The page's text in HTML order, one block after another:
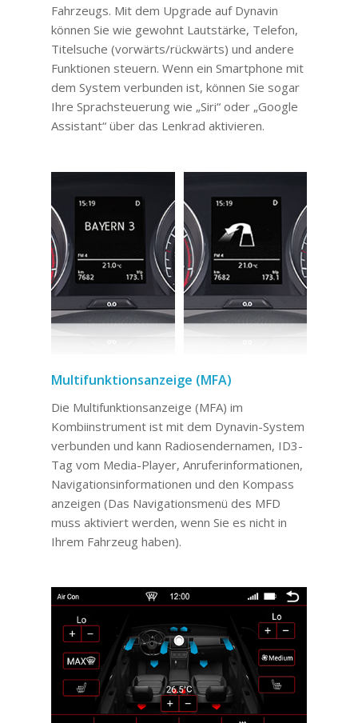
Fahrzeugs. Mit dem Upgrade auf Dynavin
können Sie wie gewohnt Lautstärke, Telefon,
Titelsuche (vorwärts/rückwärts) und andere
Funktionen steuern. Wenn ein Smartphone mit
dem System verbunden ist, können Sie sogar
Ihre Sprachsteuerung wie „Siri“ oder „Google
Assistant“ über das Lenkrad aktivieren.
Multifunktionsanzeige (MFA)
Die Multifunktionsanzeige (MFA) im
Kombiinstrument ist mit dem Dynavin-System
verbunden und kann Radiosendernamen, ID3-
Tag vom Media-Player, Anruferinformationen,
Navigationsinformationen und den Kompass
anzeigen (Das Navigationsmenü des MFD
muss aktiviert werden, wenn Sie es nicht in
Ihrem Fahrzeug haben).